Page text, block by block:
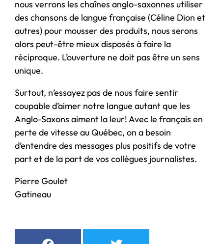
nous verrons les chaînes anglo-saxonnes utiliser
des chansons de langue française (Céline Dion et
autres) pour mousser des produits, nous serons
alors peut-être mieux disposés à faire la
réciproque. L’ouverture ne doit pas être un sens
unique.
Surtout, n’essayez pas de nous faire sentir
coupable d’aimer notre langue autant que les
Anglo-Saxons aiment la leur! Avec le français en
perte de vitesse au Québec, on a besoin
d’entendre des messages plus positifs de votre
part et de la part de vos collègues journalistes.
Pierre Goulet
Gatineau